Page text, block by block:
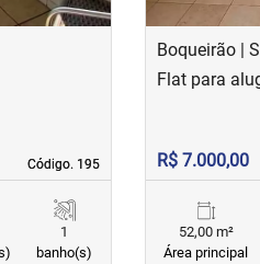
Código. 195
Código. 195
1
banho(s)
Boqueirão |
Flat para
R$ 7.000,00
52,00 m²
Área principal